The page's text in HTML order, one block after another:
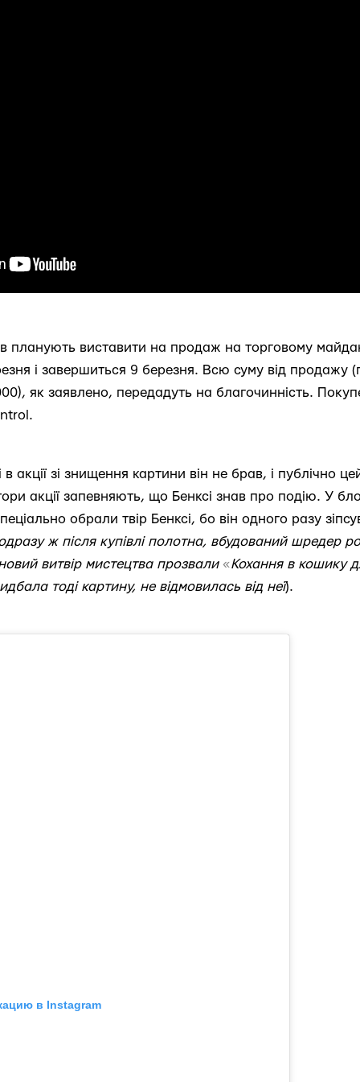
планують виставити на продаж на торговому
і завершиться 9 березня. Всю суму від продажу
як заявлено, передадуть на благочинність.
акції зі знищення картини він не брав, і публічно
акції запевняють, що Бенксі знав про подію. У
обрали твір Бенксі, бо він одного разу
ж після купівлі полотна, вбудований шредер
витвір мистецтва прозвали «Кохання в кошику
тоді картину, не відмовилась від неї).
в Instagram